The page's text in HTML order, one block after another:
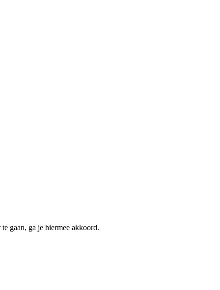
gaan, ga je hiermee akkoord.